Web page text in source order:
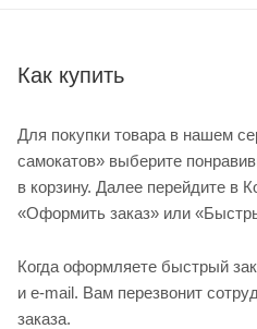
Как купить
Для покупки товара в нашем
самокатов» выберите
в корзину. Далее перейдите в
«Оформить заказ» или
Когда оформляете быстрый
и e-mail. Вам перезвонит
заказа.